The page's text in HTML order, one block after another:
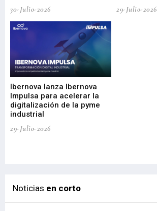
30-Julio-2026
29-Julio-2026
Ibernova lanza Ibernova
Impulsa para acelerar la
digitalización de la pyme
industrial
29-Julio-2026
Noticias en corto